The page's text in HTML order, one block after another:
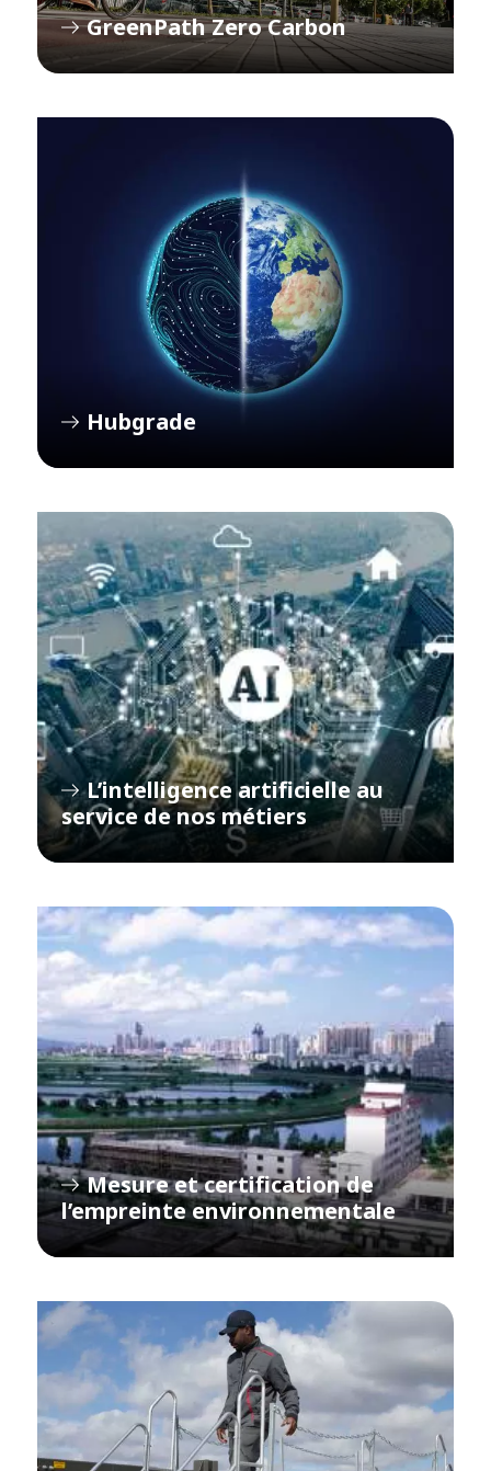
GreenPath Zero Carbon
Hubgrade
L’intelligence artificielle au
service de nos métiers
Mesure et certification de
l’empreinte environnementale